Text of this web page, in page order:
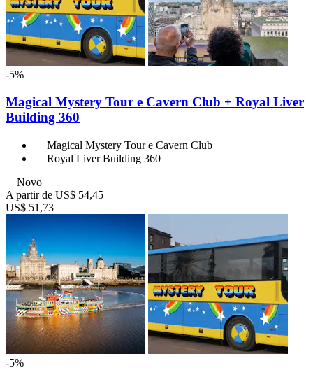
-5%
Magical Mystery Tour e Cavern Club + Royal Liver
Building 360
Magical Mystery Tour e Cavern Club
Royal Liver Building 360
Novo
A partir de US$ 54,45
US$ 51,73
-5%